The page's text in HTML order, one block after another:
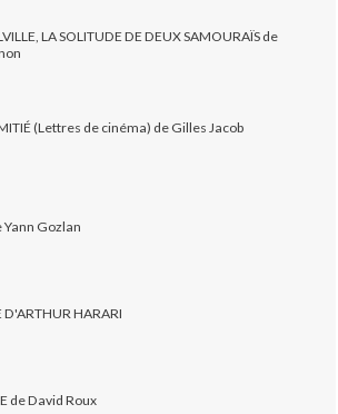
LA SOLITUDE DE DEUX SAMOURAÏS de
(Lettres de cinéma) de Gilles Jacob
Yann Gozlan
HARARI
de David Roux